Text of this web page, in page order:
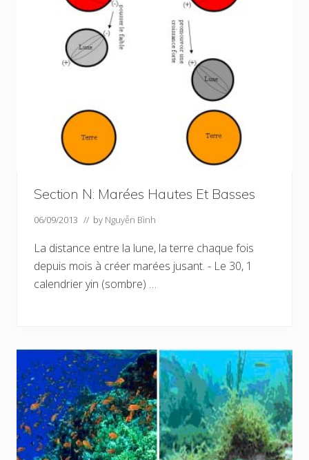
Section N: Marées Hautes Et Basses
06/09/2013 // by Nguyễn Bình
La distance entre la lune, la terre chaque fois
depuis mois à créer marées jusant. - Le 30, 1
calendrier yin (sombre) …